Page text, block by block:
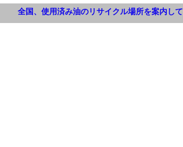
全国、使用済み油のリサイクル場所を案内して